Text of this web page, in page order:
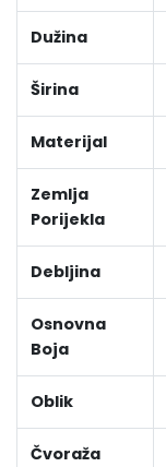
Dužina
Širina
Materijal
Zemlja
Porijekla
Debljina
Osnovna
Boja
Oblik
Čvoraža